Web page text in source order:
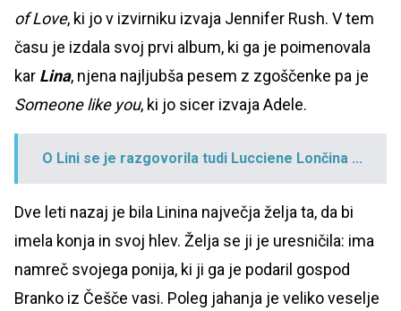
of Love, ki jo v izvirniku izvaja Jennifer Rush. V tem
času je izdala svoj prvi album, ki ga je poimenovala
kar Lina, njena najljubša pesem z zgoščenke pa je
Someone like you, ki jo sicer izvaja Adele.
O Lini se je razgovorila tudi Lucciene Lončina ...
Dve leti nazaj je bila Linina največja želja ta, da bi
imela konja in svoj hlev. Želja se ji je uresničila: ima
namreč svojega ponija, ki ji ga je podaril gospod
Branko iz Češče vasi. Poleg jahanja je veliko veselje